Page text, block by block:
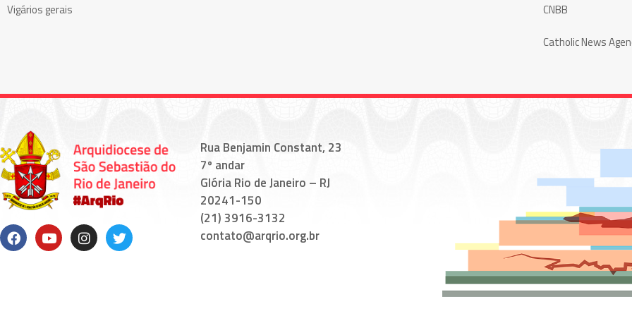
Vigários gerais
CNBB
Catholic News
Rua Benjamin Constant, 23
7º andar
Glória Rio de Janeiro – RJ
20241-150
(21) 3916-3132
contato@arqrio.org.br